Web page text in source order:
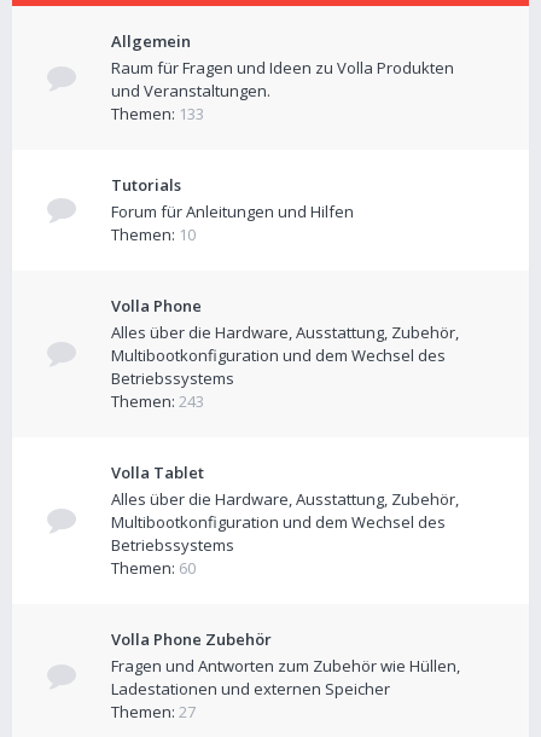
Allgemein
Raum für Fragen und Ideen zu Volla Produkten
und Veranstaltungen.
Themen: 133
Tutorials
Forum für Anleitungen und Hilfen
Themen: 10
Volla Phone
Alles über die Hardware, Ausstattung, Zubehör,
Multibootkonfiguration und dem Wechsel des
Betriebssystems
Themen: 243
Volla Tablet
Alles über die Hardware, Ausstattung, Zubehör,
Multibootkonfiguration und dem Wechsel des
Betriebssystems
Themen: 60
Volla Phone Zubehör
Fragen und Antworten zum Zubehör wie Hüllen,
Ladestationen und externen Speicher
Themen: 27